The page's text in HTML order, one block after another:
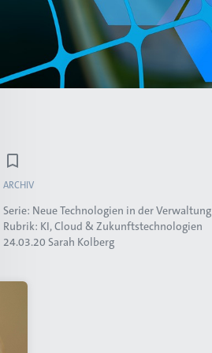
ARCHIV
Serie: Neue Technologien in der Verwaltung
Rubrik: KI, Cloud & Zukunftstechnologien
24.03.20 Sarah Kolberg